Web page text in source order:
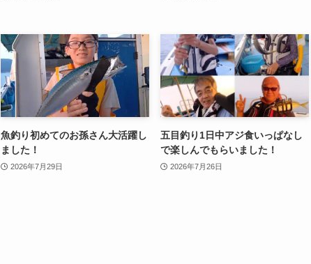
魚釣り初めてのお孫さん大活躍し
ました！
2026年7月29日
五目釣り1日中アジ食いっぱなし
で楽しんでもらいました！
2026年7月26日